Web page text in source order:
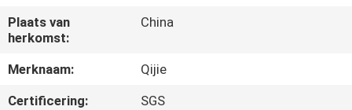
FABRIEKSREIS
KWALITEITSCONTROLE
Plaats van
herkomst:
China
Merknaam:
Qijie
Certificering:
SGS